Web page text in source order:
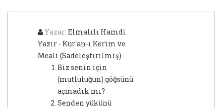
Yazar: Elmalılı Hamdi
Yazır - Kur'an-ı Kerim ve
Meali (Sadeleştirilmiş)
Biz senin için
(mutluluğun) göğsünü
açmadık mı?
Senden yükünü